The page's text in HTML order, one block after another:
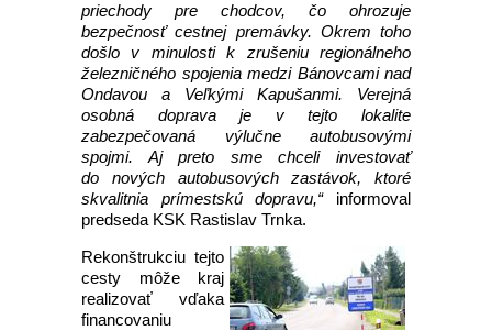
priechody pre chodcov, čo ohrozuje
bezpečnosť cestnej premávky. Okrem toho
došlo v minulosti k zrušeniu regionálneho
železničného spojenia medzi Bánovcami nad
Ondavou a Veľkými Kapušanmi. Verejná
osobná doprava je v tejto lokalite
zabezpečovaná výlučne autobusovými
spojmi. Aj preto sme chceli investovať
do nových autobusových zastávok, ktoré
skvalitnia prímestskú dopravu,“informoval
predseda KSK Rastislav Trnka.
Rekonštrukciu tejto
cesty môže kraj
realizovať vďaka
financovaniu